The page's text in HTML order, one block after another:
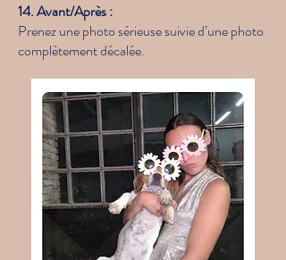
14. Avant/Après :
Prenez une photo sérieuse suivie d’une photo
complètement décalée.